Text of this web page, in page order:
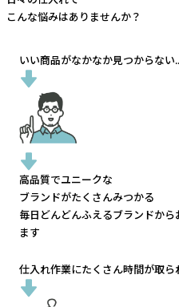
こんな悩みはありませんか？
いい商品がなかなか見つからない
高品質でユニークな
ブランドがたくさんみつかる
毎日どんどんふえるブランドから
ます
仕入れ作業にたくさん時間が取ら